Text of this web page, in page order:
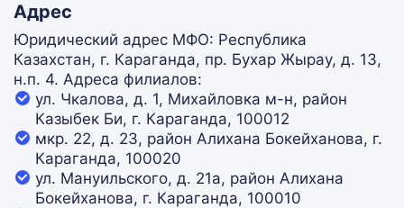
Адрес
Юридический адрес МФО: Республика
Казахстан, г. Караганда, пр. Бухар Жырау, д. 13,
н.п. 4. Адреса филиалов:
ул. Чкалова, д. 1, Михайловка м-н, район
Казыбек Би, г. Караганда, 100012
мкр. 22, д. 23, район Алихана Бокейханова, г.
Караганда, 100020
ул. Мануильского, д. 21а, район Алихана
Бокейханова, г. Караганда, 100010